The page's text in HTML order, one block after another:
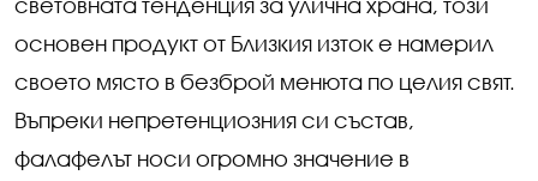
основен продукт от Близкия изток е намерил
своето място в безброй менюта по целия свят.
Въпреки непретенциозния си състав,
фалафелът носи огромно значение в